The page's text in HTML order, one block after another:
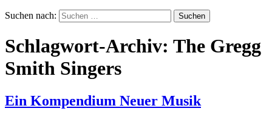
Suchen nach:
Schlagwort-Archiv: The Gregg
Smith Singers
Ein Kompendium Neuer Musik